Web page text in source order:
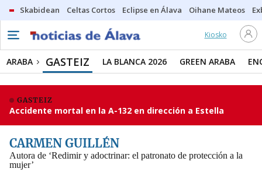
Skabidean Celtas Cortos Eclipse en Álava Oihane Mateos
Kiosko
ARABA GASTEIZ LA BLANCA 2026 GREEN ARABA
GASTEIZ
Accidente mortal en la A-132 en dirección a Estella
CARMEN GUILLÉN
Autora de ‘Redimir y adoctrinar: el patronato de protección a la
mujer’